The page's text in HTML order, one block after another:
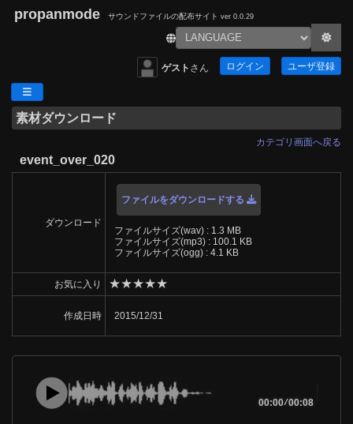
propanmode サウンドファイルの配布サイト ver 0.0.29
ゲスト さん ログイン ユーザ登録
素材ダウンロード
カテゴリ画面へ戻る
event_over_020
ダウンロード
ファイルをダウンロードする
ファイルサイズ(wav) : 1.3 MB
ファイルサイズ(mp3) : 100.1 KB
ファイルサイズ(ogg) : 4.1 KB
お気に入り ★★★★★
作成日時 2015/12/31
00:00/00:08